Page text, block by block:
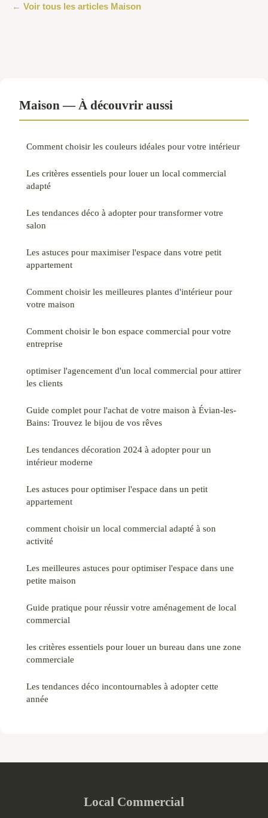
← Voir tous les articles Maison
Maison — À découvrir aussi
Comment choisir les couleurs idéales pour votre intérieur
Les critères essentiels pour louer un local commercial
adapté
Les tendances déco à adopter pour transformer votre
salon
Les astuces pour maximiser l'espace dans votre petit
appartement
Comment choisir les meilleures plantes d'intérieur pour
votre maison
Comment choisir le bon espace commercial pour votre
entreprise
optimiser l'agencement d'un local commercial pour attirer
les clients
Guide complet pour l'achat de votre maison à Évian-les-
Bains: Trouvez le bijou de vos rêves
Les tendances décoration 2024 à adopter pour un
intérieur moderne
Les astuces pour optimiser l'espace dans un petit
appartement
comment choisir un local commercial adapté à son
activité
Les meilleures astuces pour optimiser l'espace dans une
petite maison
Guide pratique pour réussir votre aménagement de local
commercial
les critères essentiels pour louer un bureau dans une zone
commerciale
Les tendances déco incontournables à adopter cette
année
Local Commercial